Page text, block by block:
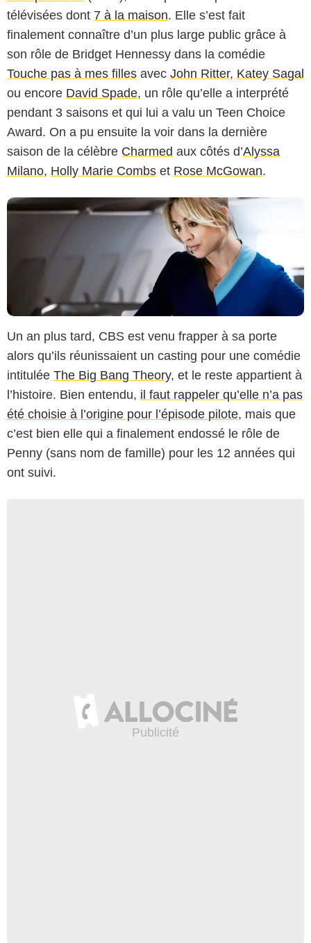
télévisées dont 7 à la maison. Elle s’est fait
finalement connaître d’un plus large public grâce à
son rôle de Bridget Hennessy dans la comédie
Touche pas à mes filles avec John Ritter, Katey Sagal
ou encore David Spade, un rôle qu’elle a interprété
pendant 3 saisons et qui lui a valu un Teen Choice
Award. On a pu ensuite la voir dans la dernière
saison de la célèbre Charmed aux côtés d’Alyssa
Milano, Holly Marie Combs et Rose McGowan.
Un an plus tard, CBS est venu frapper à sa porte
alors qu’ils réunissaient un casting pour une comédie
intitulée The Big Bang Theory, et le reste appartient à
l’histoire. Bien entendu, il faut rappeler qu’elle n’a pas
été choisie à l’origine pour l’épisode pilote, mais que
c’est bien elle qui a finalement endossé le rôle de
Penny (sans nom de famille) pour les 12 années qui
ont suivi.